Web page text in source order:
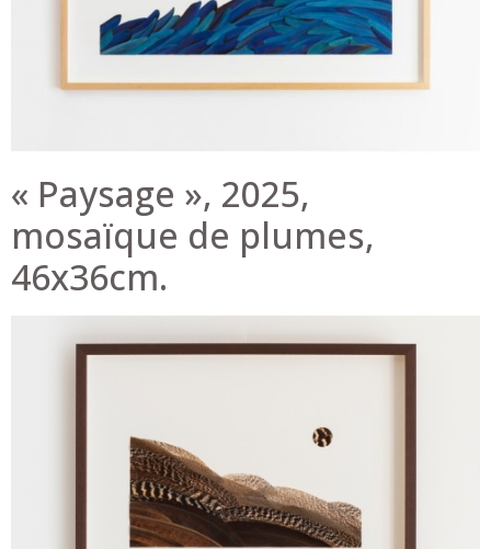
« Paysage », 2025,
mosaïque de plumes,
46x36cm.